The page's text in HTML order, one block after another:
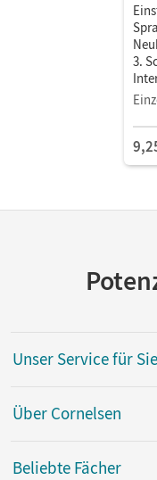
3.
Unser Service für Sie
Über Cornelsen
Beliebte Fächer